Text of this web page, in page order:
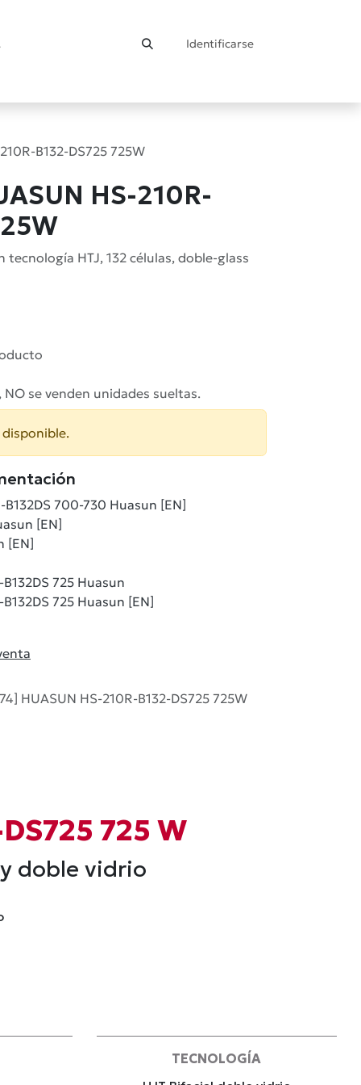
Identificarse
B132-DS725 725W
HS-210R-
tecnología HTJ, 132 células, doble-glass
se venden unidades sueltas.
700-730 Huasun [EN]
[EN]
[EN]
725 Huasun
725 Huasun [EN]
HUASUN HS-210R-B132-DS725 725W
725 W
doble vidrio
TECNOLOGÍA